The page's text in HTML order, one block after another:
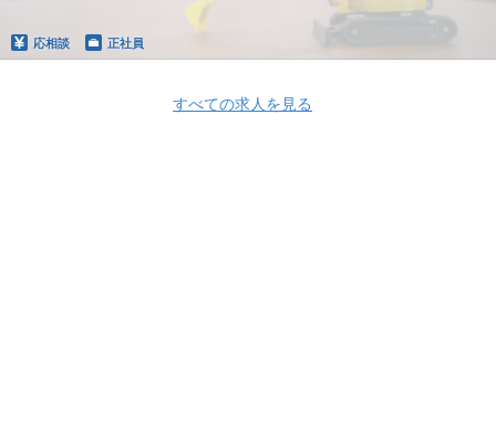
応相談 正社員
すべての求人を見る